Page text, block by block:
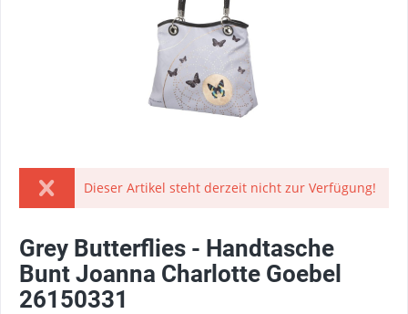
Dieser Artikel steht derzeit nicht zur Verfügung!
Grey Butterflies - Handtasche
Bunt Joanna Charlotte Goebel
26150331